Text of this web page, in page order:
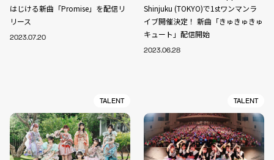
はじける新曲「Promise」を配信リ
リース
2023.07.20
Shinjuku (TOKYO)で1stワンマンラ
イブ開催決定！ 新曲「きゅきゅきゅ
キュート」配信開始
2023.06.28
TALENT TALENT